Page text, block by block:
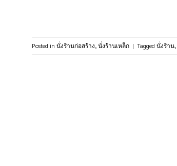
Posted in นั่งร้านก่อสร้าง,นั่งร้านเหล็ก | Tagged นั่งร้าน,